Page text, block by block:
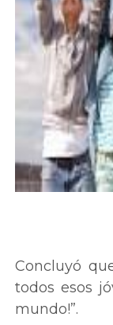
Concluyó
todos esos
mundo!”.